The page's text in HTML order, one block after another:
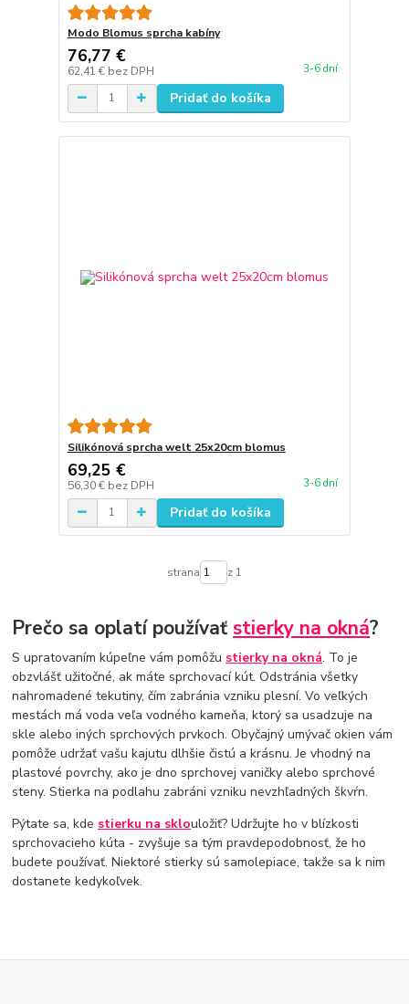
Modo Blomus sprcha kabíny
76,77 €
62,41 € bez DPH 3-6 dní
Pridať do košíka
Silikónová sprcha welt 25x20cm blomus
69,25 €
56,30 € bez DPH 3-6 dní
Pridať do košíka
strana z 1
Prečo sa oplatí používaťstierky na okná?
S upratovaním kúpeľne vám pomôžu stierky na okná. To je
obzvlášť užitočné, ak máte sprchovací kút. Odstránia všetky
nahromadené tekutiny, čím zabránia vzniku plesní. Vo veľkých
mestách má voda veľa vodného kameňa, ktorý sa usadzuje na
skle alebo iných sprchových prvkoch. Obyčajný umývač okien vám
pomôže udržať vašu kajutu dlhšie čistú a krásnu. Je vhodný na
plastové povrchy, ako je dno sprchovej vaničky alebo sprchové
steny. Stierka na podlahu zabráni vzniku nevzhľadných škvŕn.
Pýtate sa, kde stierku na sklouložiť? Udržujte ho v blízkosti
sprchovacieho kúta - zvyšuje sa tým pravdepodobnosť, že ho
budete používať. Niektoré stierky sú samolepiace, takže sa k nim
dostanete kedykoľvek.